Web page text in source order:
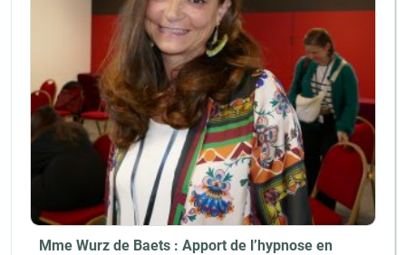
Mme Wurz de Baets : Apport de l’hypnose en